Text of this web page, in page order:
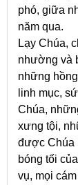
phó, giữa
năm qua.
Lạy Chúa,
nhường và
những
linh mục,
Chúa,
xưng tội,
được Chúa
bóng tối
vụ, mọi